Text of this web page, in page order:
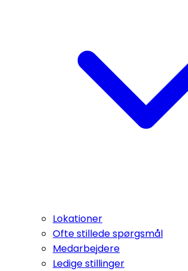
Lokationer
Ofte stillede spørgsmål
Medarbejdere
Ledige stillinger